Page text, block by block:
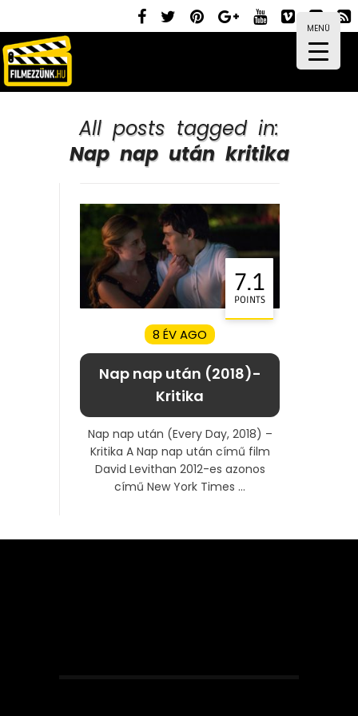
MENÜ
All posts tagged in:
Nap nap után kritika
7.1
POINTS
8 ÉV AGO
Nap nap után (2018)-
Kritika
Nap nap után (Every Day, 2018) –
Kritika A Nap nap után című film
David Levithan 2012-es azonos
című New York Times ...